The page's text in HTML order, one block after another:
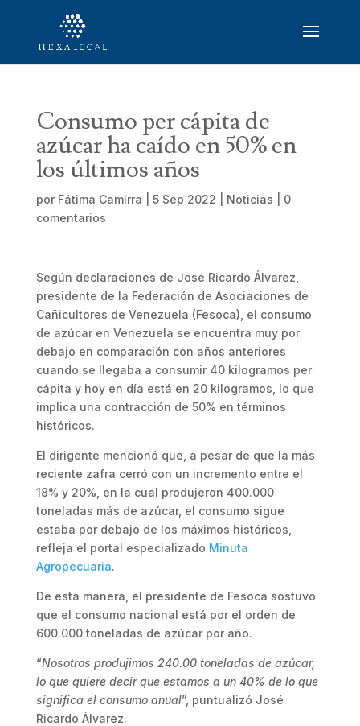
Consumo per cápita de
azúcar ha caído en 50% en
los últimos años
por Fátima Camirra 5 Sep 2022 Noticias
0
comentarios
Según declaraciones de José Ricardo Álvarez,
presidente de la Federación de Asociaciones de
Cañicultores de Venezuela (Fesoca), el consumo
de azúcar en Venezuela se encuentra muy por
debajo en comparación con años anteriores
cuando se llegaba a consumir 40 kilogramos per
cápita y hoy en día está en 20 kilogramos, lo que
implica una contracción de 50% en términos
históricos.
El dirigente mencionó que, a pesar de que la más
reciente zafra cerró con un incremento entre el
18% y 20%, en la cual produjeron 400.000
toneladas más de azúcar, el consumo sigue
estaba por debajo de los máximos históricos,
refleja el portal especializado Minuta
Agropecuaria.
De esta manera, el presidente de Fesoca sostuvo
que el consumo nacional está por el orden de
600.000 toneladas de azúcar por año.
“Nosotros produjimos 240.00 toneladas de azúcar,
lo que quiere decir que estamos a un 40% de lo que
significa el consumo anual”, puntualizó José
Ricardo Álvarez.